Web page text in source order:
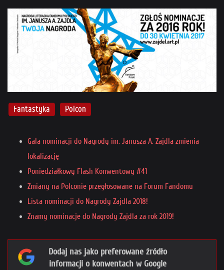
Fantastyka Polcon
Gala nominacji do Nagrody im. Janusza A. Zajdla zmienia
lokalizację
Poniedziałkowy Flash Konwentowy #41
Zmiany na Polconie przegłosowane na Forum Fandomu
Lista nominacji do Nagrody Zajdla 2018!
Znamy nominacje do Nagrody Zajdla za rok 2019!
Dodaj nas jako preferowane źródło
informacji o konwentach w Google